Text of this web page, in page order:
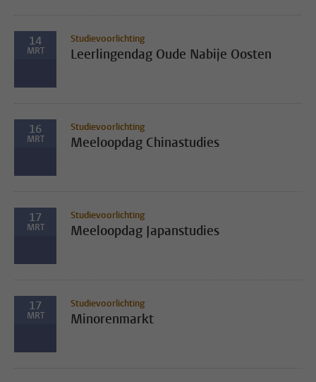
14
MRT
Studievoorlichting
Leerlingendag Oude Nabije Oosten
16
MRT
Studievoorlichting
Meeloopdag Chinastudies
17
MRT
Studievoorlichting
Meeloopdag Japanstudies
17
MRT
Studievoorlichting
Minorenmarkt